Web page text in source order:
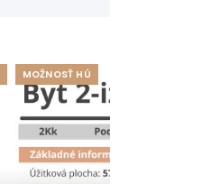
MOŽNOSŤ HÚ